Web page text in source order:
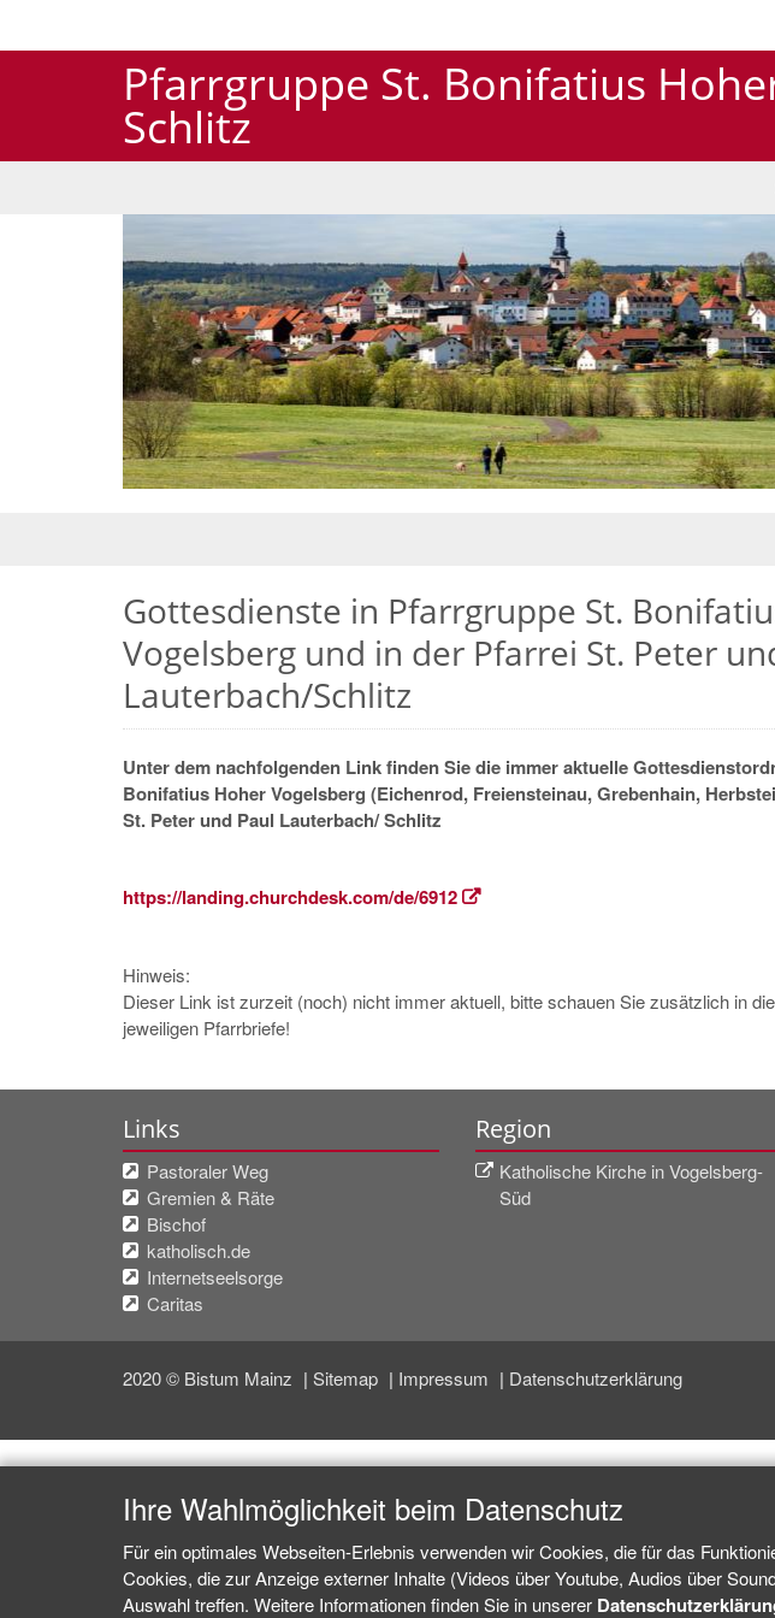
Pfarrgruppe St. Bonifatius
Schlitz
Gottesdienste in Pfarrgruppe St.
Vogelsberg und in der Pfarrei St. Peter
Lauterbach/Schlitz
Unter dem nachfolgenden Link finden Sie die immer aktuelle
Bonifatius Hoher Vogelsberg (Eichenrod, Freiensteinau, Grebenhain,
St. Peter und Paul Lauterbach/ Schlitz
https://landing.churchdesk.com/de/6912
Hinweis:
Dieser Link ist zurzeit (noch) nicht immer aktuell, bitte schauen Sie zusätzlich in
jeweiligen Pfarrbriefe!
Links
Pastoraler Weg
Gremien & Räte
Bischof
katholisch.de
Internetseelsorge
Caritas
Region
Katholische Kirche in Vogelsberg-
Süd
2020 © Bistum Mainz Sitemap Impressum Datenschutzerklärung
Ihre Wahlmöglichkeit beim Datenschutz
Für ein optimales Webseiten-Erlebnis verwenden wir Cookies, die für das
Cookies, die zur Anzeige externer Inhalte (Videos über Youtube, Audios über
Auswahl treffen. Weitere Informationen finden Sie in unserer